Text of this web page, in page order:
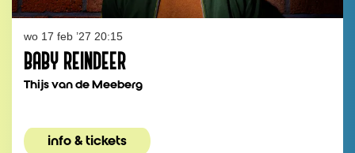
BABY REINDEER
Thijs van de Meeberg
wo 17 feb ’27 20:15
info & tickets